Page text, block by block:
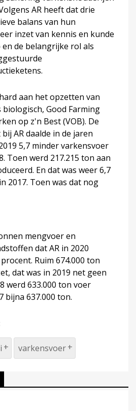
AR heeft dat drie
balans van hun
inzet van kennis en kunde
de belangrijke rol als
aan het opzetten van
Good Farming
op z'n Best (VOB). De
AR daalde in de jaren
5,7 minder varkensvoer
Toen werd 217.215 ton aan
En dat was weer 6,7
2017. Toen was dat nog
mengvoer en
dat AR in 2020
Ruim 674.000 ton
dat was in 2019 net geen
werd 633.000 ton voer
bijna 637.000 ton.
varkensvoer